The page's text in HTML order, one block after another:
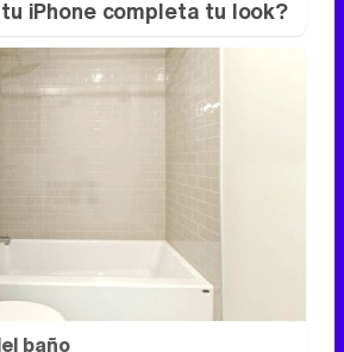
baño
eliminar la cal del baño sin